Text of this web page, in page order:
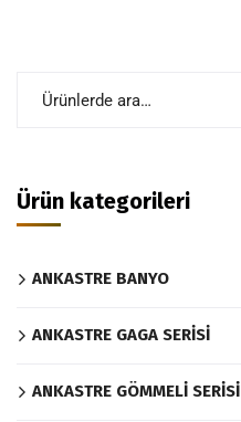
Ürün kategorileri
ANKASTRE BANYO
ANKASTRE GAGA SERİSİ
ANKASTRE GÖMMELİ SERİSİ